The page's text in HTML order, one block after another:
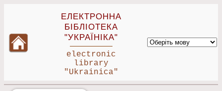
ЕЛЕКТРОННА
БІБЛІОТЕКА
"УКРАЇНІКА"
electronic
library
"Ukrainica"